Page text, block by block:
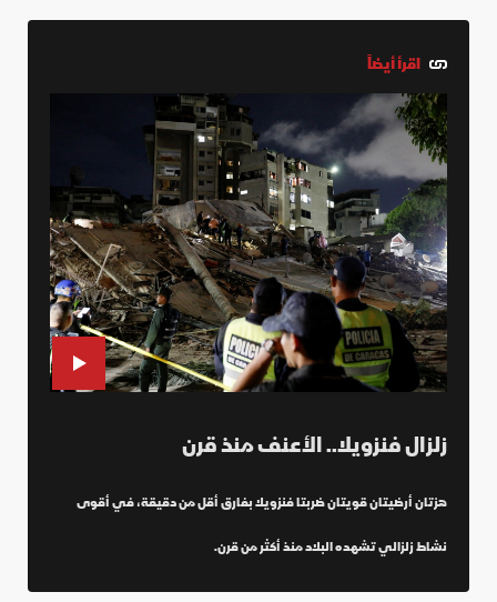
اقرأ أيضاً
زلزال فنزويلا.. الأعنف منذ قرن
هزتان أرضيتان قويتان ضربتا فنزويلا بفارق أقل من دقيقة، في أقوى
نشاط زلزالي تشهده البلاد منذ أكثر من قرن.